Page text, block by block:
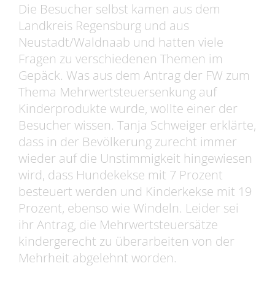
Die Besucher selbst kamen aus dem
Landkreis Regensburg und aus
Neustadt/Waldnaab und hatten viele
Fragen zu verschiedenen Themen im
Gepäck. Was aus dem Antrag der FW zum
Thema Mehrwertsteuersenkung auf
Kinderprodukte wurde, wollte einer der
Besucher wissen. Tanja Schweiger erklärte,
dass in der Bevölkerung zurecht immer
wieder auf die Unstimmigkeit hingewiesen
wird, dass Hundekekse mit 7 Prozent
besteuert werden und Kinderkekse mit 19
Prozent, ebenso wie Windeln. Leider sei
ihr Antrag, die Mehrwertsteuersätze
kindergerecht zu überarbeiten von der
Mehrheit abgelehnt worden.